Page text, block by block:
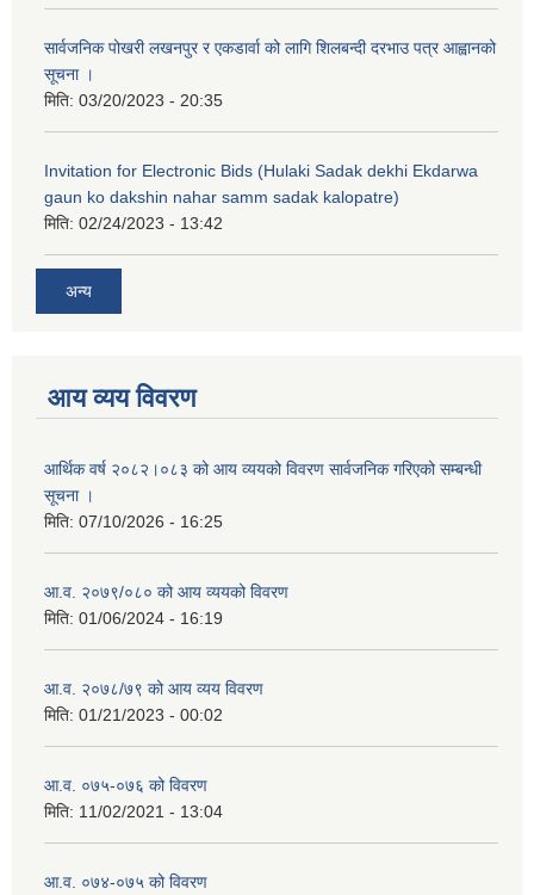
सार्वजनिक पोखरी लखनपुर र एकडार्वा को लागि शिलबन्दी दरभाउ पत्र आह्वानको
सूचना ।
मिति: 03/20/2023 - 20:35
Invitation for Electronic Bids (Hulaki Sadak dekhi Ekdarwa
gaun ko dakshin nahar samm sadak kalopatre)
मिति: 02/24/2023 - 13:42
अन्य
आय व्यय विवरण
आर्थिक वर्ष २०८२।०८३ को आय व्ययको विवरण सार्वजनिक गरिएको सम्बन्धी
सूचना ।
मिति: 07/10/2026 - 16:25
आ.व. २०७९/०८० को आय व्ययको विवरण
मिति: 01/06/2024 - 16:19
आ.व. २०७८/७९ को आय व्यय विवरण
मिति: 01/21/2023 - 00:02
आ.व. ०७५-०७६ को विवरण
मिति: 11/02/2021 - 13:04
आ.व. ०७४-०७५ को विवरण